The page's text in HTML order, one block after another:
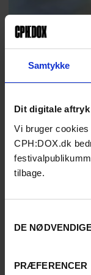
Samtykke
Dit digitale aftryk
Vi bruger
CPH:DOX.dk
tilbage.
DE
PRÆFERENCER
SOME OF
amerikanske
North Carolina,
kroppen. Deres
pludselig begynder